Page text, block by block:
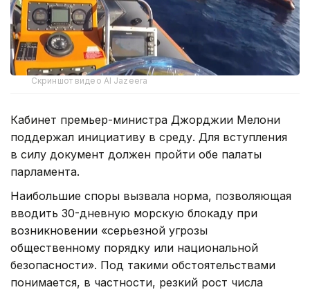
Скриншот видео Al Jazeera
Кабинет премьер-министра Джорджии Мелони
поддержал инициативу в среду. Для вступления
в силу документ должен пройти обе палаты
парламента.
Наибольшие споры вызвала норма, позволяющая
вводить 30-дневную морскую блокаду при
возникновении «серьезной угрозы
общественному порядку или национальной
безопасности». Под такими обстоятельствами
понимается, в частности, резкий рост числа